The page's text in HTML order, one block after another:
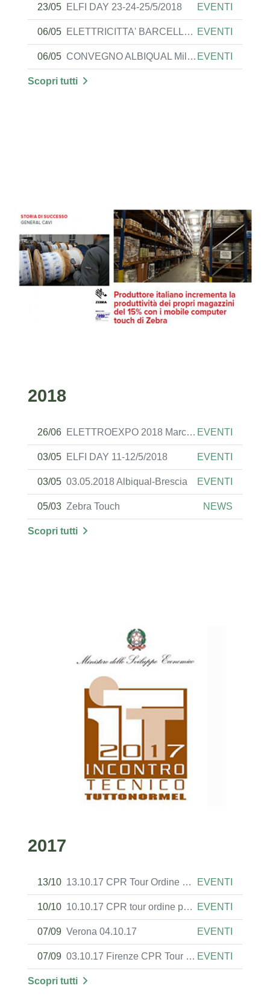
23/05 ELFI DAY 23-24-25/5/2018 EVENTI
06/05 ELETTRICITTA' BARCELLA 2019 EVENTI
06/05 CONVEGNO ALBIQUAL Milano 10.06.19 EVENTI
Scopri tutti
2018
26/06 ELETTROEXPO 2018 Marchiol EVENTI
03/05 ELFI DAY 11-12/5/2018 EVENTI
03/05 03.05.2018 Albiqual-Brescia EVENTI
05/03 Zebra Touch NEWS
Scopri tutti
2017
13/10 13.10.17 CPR Tour Ordine Periti/Ingenieri Como EVENTI
10/10 10.10.17 CPR tour ordine periti/ingenieri Cremona EVENTI
07/09 Verona 04.10.17 EVENTI
07/09 03.10.17 Firenze CPR Tour Prevenzione Incendi Italia EVENTI
Scopri tutti